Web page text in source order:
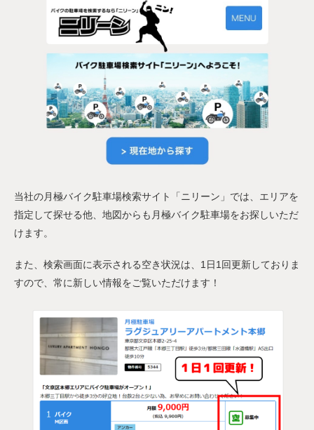
当社の月極バイク駐車場検索サイト「ニリーン」では、エリアを
指定して探せる他、地図からも月極バイク駐車場をお探しいただ
けます。
また、検索画面に表示される空き状況は、1日1回更新しておりま
すので、常に新しい情報をご覧いただけます！